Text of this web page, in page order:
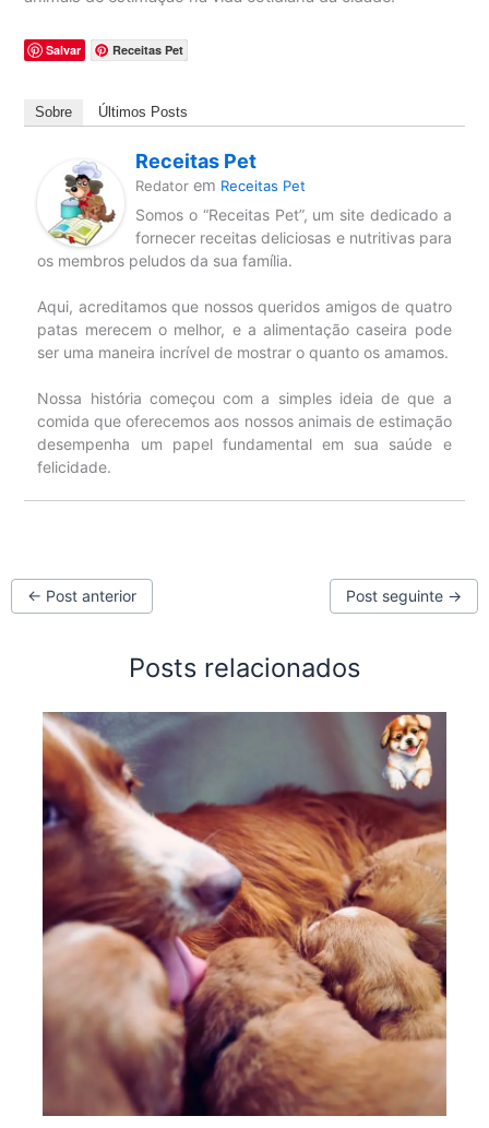
Salvar Receitas Pet
Sobre Últimos Posts
Receitas Pet
Redator em Receitas Pet
Somos o “Receitas Pet”, um site dedicado a
fornecer receitas deliciosas e nutritivas para
os membros peludos da sua família.
Aqui, acreditamos que nossos queridos amigos de quatro
patas merecem o melhor, e a alimentação caseira pode
ser uma maneira incrível de mostrar o quanto os amamos.
Nossa história começou com a simples ideia de que a
comida que oferecemos aos nossos animais de estimação
desempenha um papel fundamental em sua saúde e
felicidade.
← Post anterior Post seguinte →
Posts relacionados